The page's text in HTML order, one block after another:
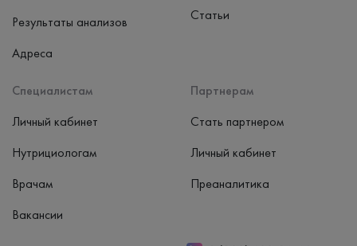
Результаты анализов
Адреса
Специалистам
Личный кабинет
Нутрициологам
Врачам
Вакансии
Партнерам
Стать партнером
Личный кабинет
Преаналитика
Статьи